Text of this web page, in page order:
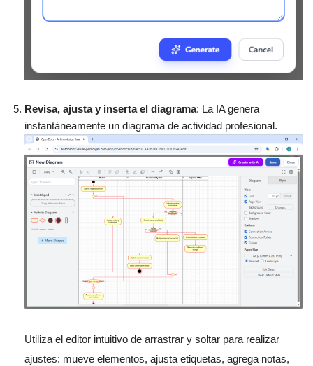
Revisa, ajusta y inserta el diagrama: La IA genera
instantáneamente un diagrama de actividad profesional.
Utiliza el editor intuitivo de arrastrar y soltar para realizar
ajustes: mueve elementos, ajusta etiquetas, agrega notas,